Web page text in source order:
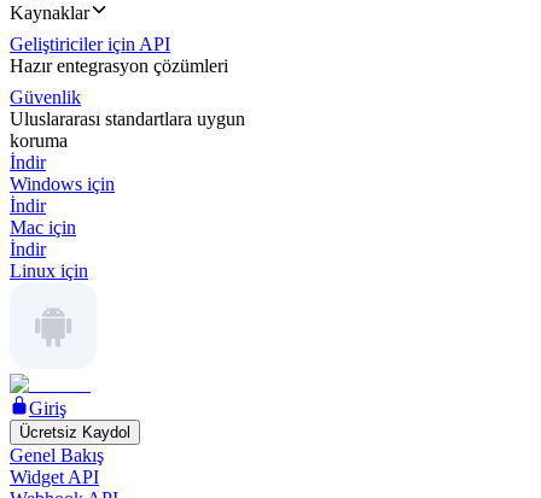
Kaynaklar
Geliştiriciler için API
Hazır entegrasyon çözümleri
Güvenlik
Uluslararası standartlara uygun
koruma
İndir
Windows için
İndir
Mac için
İndir
Linux için
Giriş
Ücretsiz Kaydol
Genel Bakış
Widget API